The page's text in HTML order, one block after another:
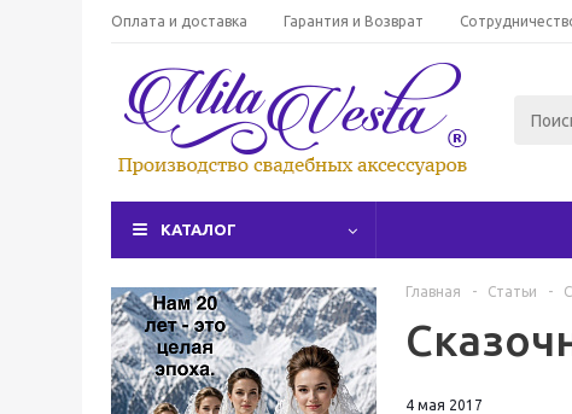
Оплата и доставка Гарантия и Возврат
КАТАЛОГ
Главная - Статьи -
4 мая 2017